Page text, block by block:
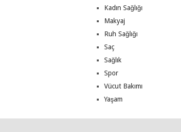
Kadın Sağlığı
Makyaj
Ruh Sağlığı
Saç
Sağlık
Spor
Vücut Bakımı
Yaşam